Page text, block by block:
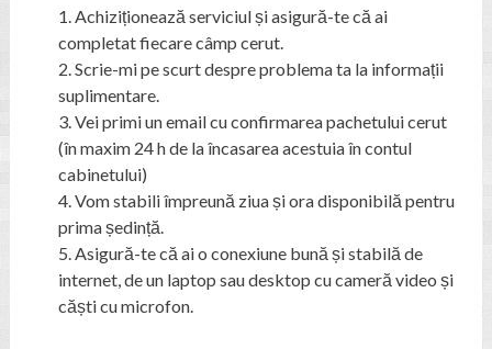
Achiziționează serviciul și asigură-te că ai
completat fiecare câmp cerut.
Scrie-mi pe scurt despre problema ta la informații
suplimentare.
Vei primi un email cu confirmarea pachetului cerut
(în maxim 24 h de la încasarea acestuia în contul
cabinetului)
Vom stabili împreună ziua și ora disponibilă pentru
prima ședință.
Asigură-te că ai o conexiune bună și stabilă de
internet, de un laptop sau desktop cu cameră video și
căști cu microfon.